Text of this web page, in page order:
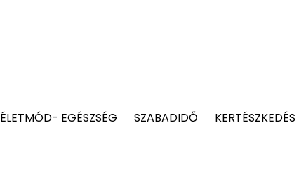
ÉLETMÓD- EGÉSZSÉG SZABADIDŐ KERTÉSZKEDÉS